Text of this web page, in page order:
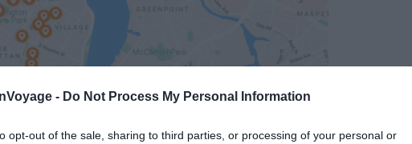
- Do Not Process My Personal Information
opt-out of the sale, sharing to third parties, or processing of your personal or